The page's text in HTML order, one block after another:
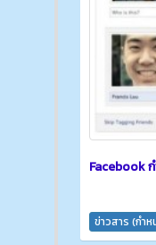
Facebook
ข่าวสาร (กำ